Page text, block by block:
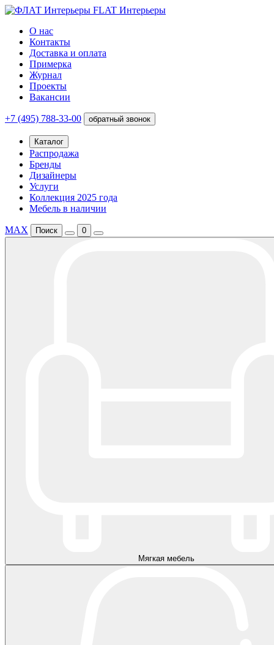
FLAT Интерьеры
О нас
Контакты
Доставка и оплата
Примерка
Журнал
Проекты
Вакансии
+7 (495) 788-33-00 обратный звонок
Каталог
Распродажа
Бренды
Дизайнеры
Услуги
Коллекция 2025 года
Мебель в наличии
MAX Поиск 0
Мягкая мебель